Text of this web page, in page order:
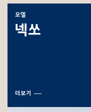
모델
넥쏘
더보기